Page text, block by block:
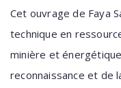
Cet ouvrage de Faya
technique en
minière et
reconnaissance et de